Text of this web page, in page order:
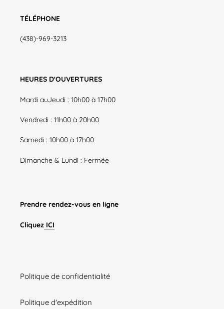
TÉLÉPHONE
(438)-969-3213
HEURES D'OUVERTURES
Mardi auJeudi : 10h00 à 17h00
Vendredi : 11h00 à 20h00
Samedi : 10h00 à 17h00
Dimanche & Lundi : Fermée
Prendre rendez-vous en ligne
Cliquez ICI
Politique de confidentialité
Politique d'expédition